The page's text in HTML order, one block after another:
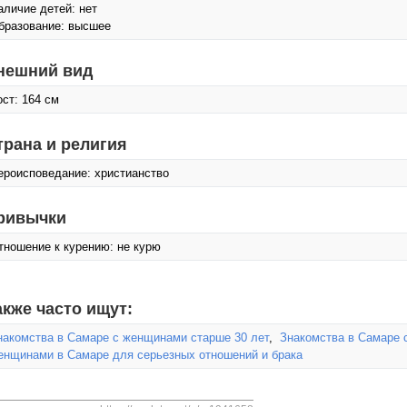
детей: нет
высшее
вид
164 см
и религия
христианство
к курению: не курю
часто ищут:
в Самаре с женщинами старше 30 лет, Знакомства в Самаре
в Самаре для серьезных отношений и брака